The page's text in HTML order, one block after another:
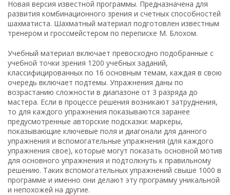
Новая версия известной программы. Предназначена для
развития комбинационного зрения и счетных способностей
шахматиста. Шахматный материал подготовлен известным
тренером и гроссмейстером по переписке М. Блохом.
Учебный материал включает превосходно подобранные с
учебной точки зрения 1200 учебных заданий,
классифицированных по 16 основным темам, каждая в свою
очередь включает подтемы. Упражнения даны по
возрастанию сложности в диапазоне от 3 разряда до
мастера. Если в процессе решения возникают затруднения,
то для каждого упражнения показываются заранее
предусмотренные авторские подсказки: маркеры,
показывающие ключевые поля и диагонали для данного
упражнения и вспомогательные упражнения (для каждого
упражнения свое), которые могут показать основной мотив
для основного упражнения и подтолкнуть к правильному
решению. Таких вспомогательных упражнений свыше 1000 в
программе и именно они делают эту программу уникальной
и непохожей на другие.